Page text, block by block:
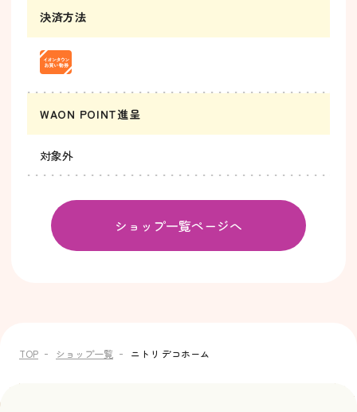
決済方法
WAON POINT進呈
対象外
ショップ一覧ページへ
TOP ショップ一覧 ニトリ デコホーム